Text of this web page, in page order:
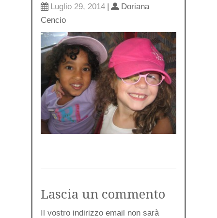
Luglio 29, 2014 |
Doriana
Cencio
Lascia un commento
Il vostro indirizzo email non sarà